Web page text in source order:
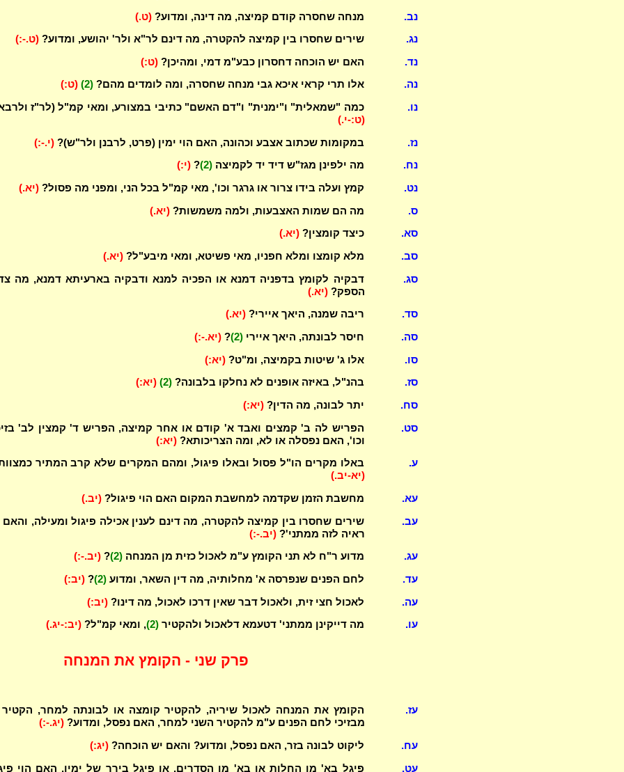
נב. מנחה שחסרה קודם קמיצה, מה דינה, ומדוע?(ט.)
נג. שירים שחסרו בין קמיצה להקטרה, מה דינם לר"א ולר' יהושע, ומדוע?(ט.-:)
נד. האם יש הוכחה דחסרון כבע"מ דמי, ומהיכן?(ט:)
נה. אלו תרי קראי איכא גבי מנחה שחסרה, ומה לומדים מהם?(2) (ט:)
נו.
כמה "שמאלית" ו"ימנית" ו"דם האשם" כתיבי במצורע, ומאי קמ"ל (לר"ז
(ט:-י.)
נז. במקומות שכתוב אצבע וכהונה, האם הוי ימין (פרט, לרבנן ולר"ש)?(י.-:)
נח. מה ילפינן מגז"ש דיד יד לקמיצה(2)
?(י:)
נט. קמץ ועלה בידו צרור או גרגר וכו', מאי קמ"ל בכל הני, ומפני מה פסול?(יא.)
ס. מה הם שמות האצבעות, ולמה משמשות?(יא.)
סא. כיצד קומצין?(יא.)
סב. מלא קומצו ומלא חפניו, מאי פשיטא, ומאי מיבע"ל?(יא.)
סג.
דבקיה לקומץ בדפניה דמנא או הפכיה למנא ודבקיה בארעיתא דמנא, מה
הספק? (יא.)
סד. ריבה שמנה, היאך איירי?(יא.)
סה. חיסר לבונתה, היאך איירי(2)
?(יא.-:)
סו. אלו ג' שיטות בקמיצה, ומ"ט?(יא:)
סז. בהנ"ל, באיזה אופנים לא נחלקו בלבונה?(2) (יא:)
סח. יתר לבונה, מה הדין?(יא:)
סט.
הפריש לה ב' קמצים ואבד א' קודם או אחר קמיצה, הפריש ד' קמצין לב'
וכו', האם נפסלה או לא, ומה הצריכותא? (יא:)
ע.
באלו מקרים הו"ל פסול ובאלו פיגול, ומהם המקרים שלא קרב המתיר
(יא-יב.)
עא. מחשבת הזמן שקדמה למחשבת המקום האם הוי פיגול?(יב.)
עב.
שירים שחסרו בין קמיצה להקטרה, מה דינם לענין אכילה פיגול ומעילה, והאם
ראיה לזה ממתני'? (יב.-:)
עג. מדוע ר"ח לא תני הקומץ ע"מ לאכול כזית מן המנחה(2)
?(יב.-:)
עד. לחם הפנים שנפרסה א' מחלותיה, מה דין השאר, ומדוע(2)
?(יב:)
עה. לאכול חצי זית, ולאכול דבר שאין דרכו לאכול, מה דינו?(יב:)
עו. מה דייקינן ממתני' דטעמא דלאכול ולהקטיר(2) , ומאי קמ"ל?(יב:-יג.)
פרק שני - הקומץ את המנחה
עז.
הקומץ את המנחה לאכול שיריה, להקטיר קומצה או לבונתה למחר,
מבזיכי לחם הפנים ע"מ להקטיר השני למחר, האם נפסל, ומדוע? (יג.-:)
עח. ליקוט לבונה בזר, האם נפסל, ומדוע? והאם יש הוכחה?(יג:)
עט. פיגל בא' מן החלות או בא' מן הסדרים, או פיגל בירך של ימין, האם הוי